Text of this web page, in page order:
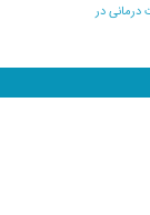
درمانی در